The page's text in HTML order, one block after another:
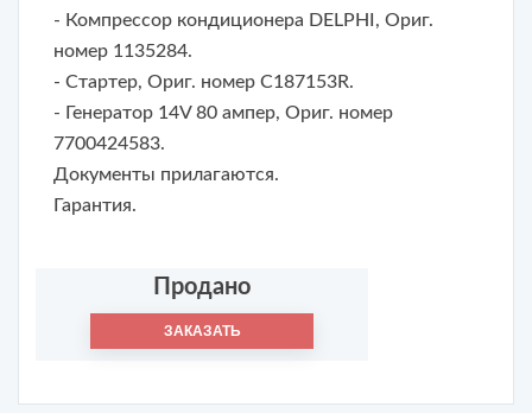
- Компрессор кондиционера DELPHI, Ориг.
номер 1135284.
- Стартер, Ориг. номер C187153R.
- Генератор 14V 80 ампер, Ориг. номер
7700424583.
Документы прилагаются.
Гарантия.
Продано
ЗАКАЗАТЬ